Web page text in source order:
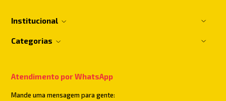
Institucional
Categorias
Atendimento por WhatsApp
Mande uma mensagem para gente: